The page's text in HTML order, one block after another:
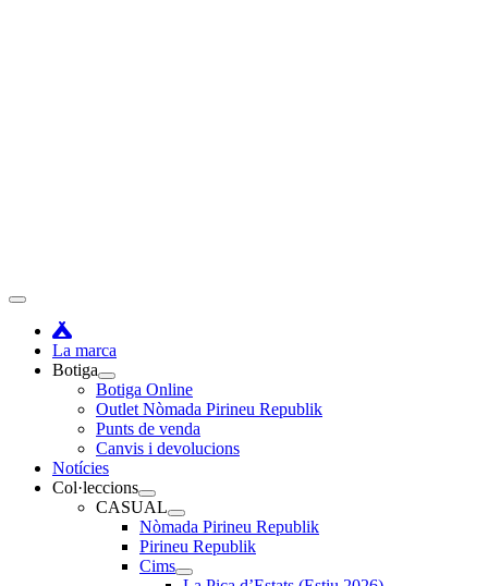
Menú
principal
La marca
Botiga
Botiga Online
Outlet Nòmada Pirineu Republik
Punts de venda
Canvis i devolucions
Notícies
Col·leccions
CASUAL
Nòmada Pirineu Republik
Pirineu Republik
Cims